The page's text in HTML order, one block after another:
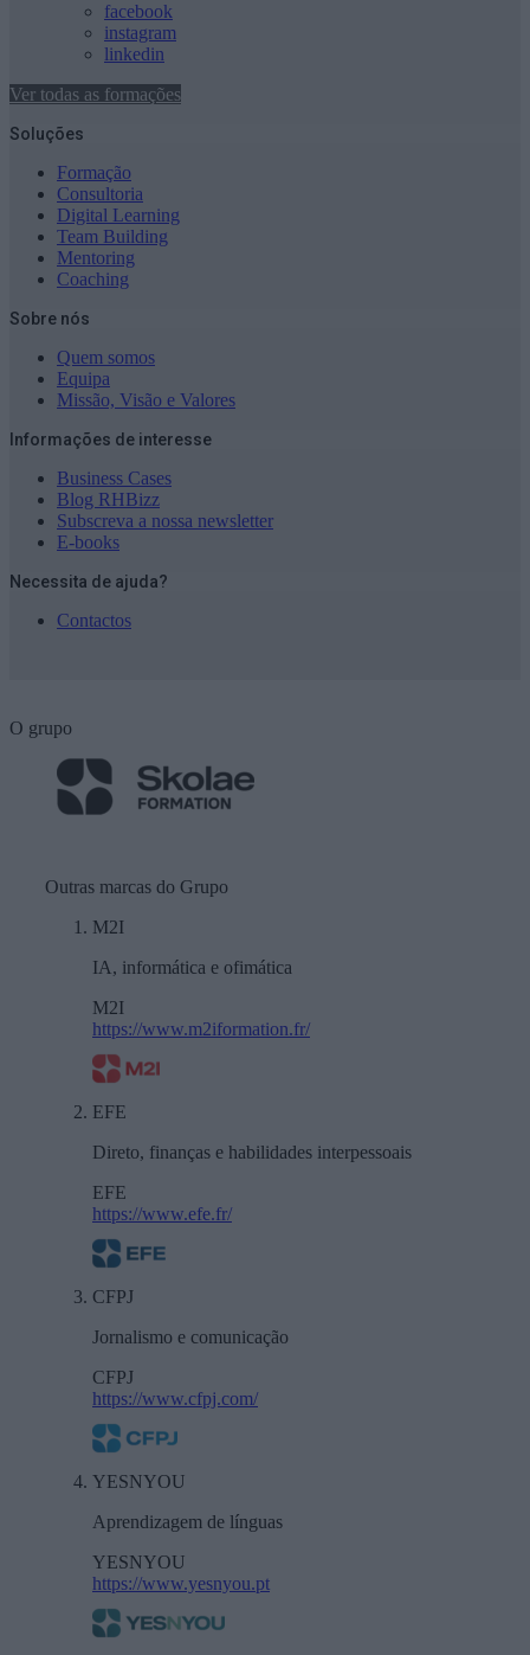
facebook
instagram
linkedin
Ver todas as formações
Soluções
Formação
Consultoria
Digital Learning
Team Building
Mentoring
Coaching
Sobre nós
Quem somos
Equipa
Missão, Visão e Valores
Informações de interesse
Business Cases
Blog RHBizz
Subscreva a nossa newsletter
E-books
Necessita de ajuda?
Contactos
O grupo
Outras marcas do Grupo
M2I
IA, informática e ofimática
M2I
https://www.m2iformation.fr/
EFE
Direto, finanças e habilidades interpessoais
EFE
https://www.efe.fr/
CFPJ
Jornalismo e comunicação
CFPJ
https://www.cfpj.com/
YESNYOU
Aprendizagem de línguas
YESNYOU
https://www.yesnyou.pt